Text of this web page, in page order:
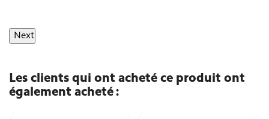
Next
Les clients qui ont acheté ce produit ont
également acheté :